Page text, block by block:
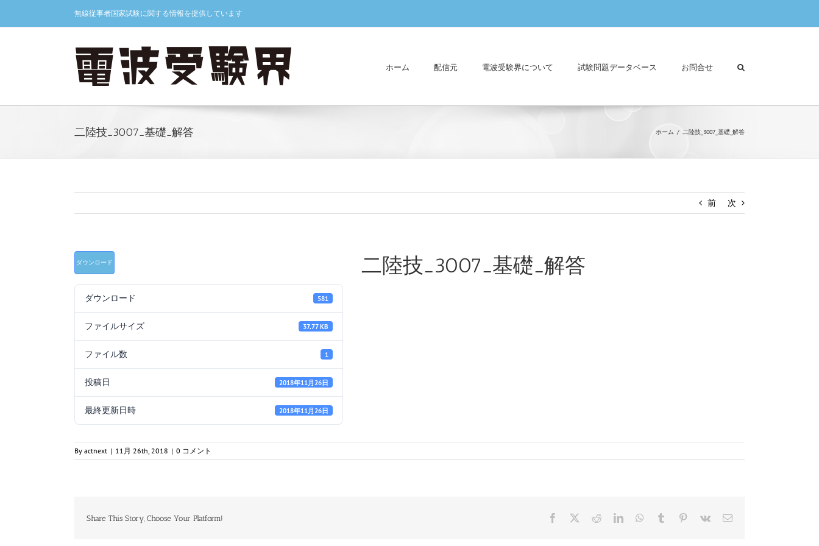
content
無線従事者国家試験に関する情報を提供しています
ホーム 配信元 電波受験界について 試験問題データベース お問合せ
二陸技_3007_基礎_解答 ホーム 二陸技_3007_基礎_解答
前 次
ダウンロード
ダウンロード 581
ファイルサイズ 37.77 KB
ファイル数 1
投稿日 2018年11月26日
最終更新日時 2018年11月26日
二陸技_3007_基礎_解答
By actnext | 11月 26th, 2018 | 0 コメント
Share This Story, Choose Your Platform! Facebook RedditLinkedInWhatsApp
Tumblr Pinterest
Vk
電